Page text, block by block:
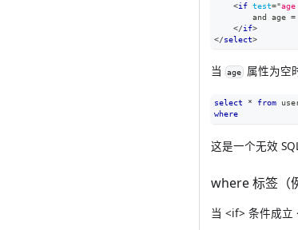
<if test="
and age =
</if>
</select>
当 age 属性为空
select * from
where
这是一个无效
where 标签（
当 <if> 条件成立